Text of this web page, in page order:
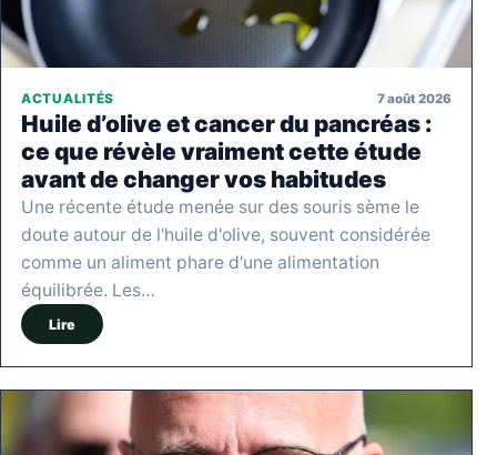
ACTUALITÉS 7 août 2026
Huile d’olive et cancer du pancréas :
ce que révèle vraiment cette étude
avant de changer vos habitudes
Une récente étude menée sur des souris sème le
doute autour de l'huile d'olive, souvent considérée
comme un aliment phare d'une alimentation
équilibrée. Les…
Lire